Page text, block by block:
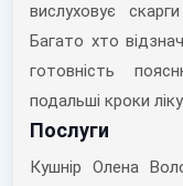
вислуховує
Багато хто
готовність
подальші кроки
Послуги
Кушнір Олена